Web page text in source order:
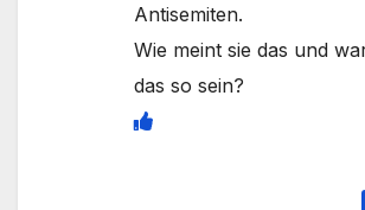
Antisemiten.
Wie meint sie das und
das so sein?